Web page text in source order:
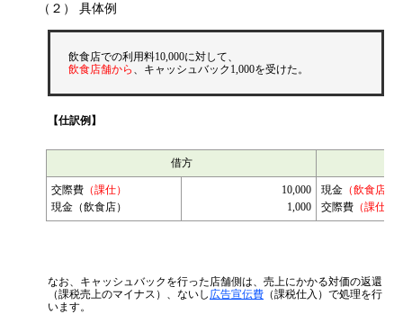
（２） 具体例
飲食店での利用料10,000に対して、
飲食店舗から
、キャッシュバック1,000を受けた。
【仕訳例】
借方
交際費 （課仕）
現金（飲食店）
10,000
1,000
現金 （飲食店）
交際費 （課仕返
なお、キャッシュバックを行った店舗側は、売上にかかる対価の返還
（課税売上のマイナス）、ないし 広告宣伝費 （課税仕入）で処理を行
います。